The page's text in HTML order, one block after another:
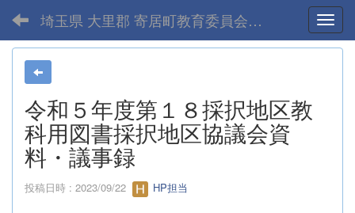
埼玉県 大里郡 寄居町教育委員会-home
令和５年度第１８採択地区教
科用図書採択地区協議会資
料・議事録
投稿日時 : 2023/09/22 HP担当